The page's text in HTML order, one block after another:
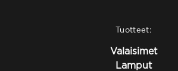
Tuotteet:
Valaisimet
Lamput